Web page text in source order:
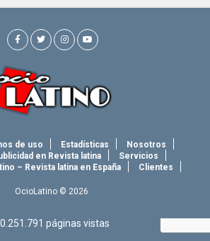
de uso Estadísticas
Nosotros
en Revista latina
Servicios
– Revista latina en España
Clientes
OcioLatino © 2026
páginas vistas